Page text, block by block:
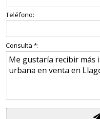
Teléfono:
Consulta *: